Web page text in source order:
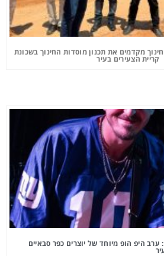
מקדמים את תכנון מוסדות החינוך בשכונת
קריית הצעירים בעיר
היפ הופ מיוחד של יוצרים כפר סבאיים